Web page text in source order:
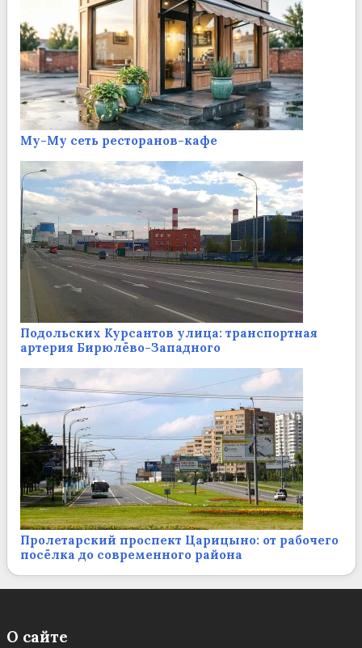
Му-Му сеть ресторанов-кафе
Подольских Курсантов улица: транспортная
артерия Бирюлёво-Западного
Пролетарский проспект Царицыно: от рабочего
посёлка до современного района
О сайте